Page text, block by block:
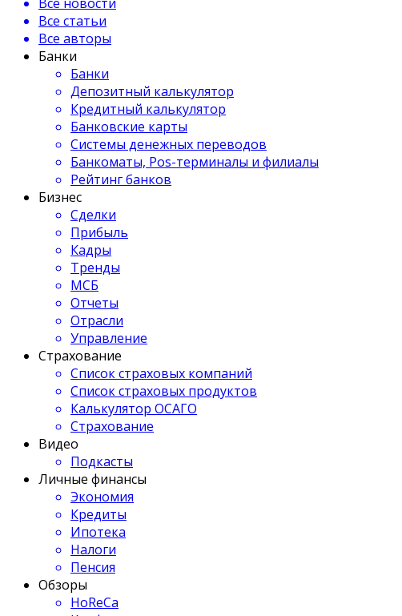
Все статьи
Все авторы
Банки
Банки
Депозитный калькулятор
Кредитный калькулятор
Банковские карты
Системы денежных переводов
Банкоматы, Pos-терминалы и филиалы
Рейтинг банков
Бизнес
Сделки
Прибыль
Кадры
Тренды
МСБ
Отчеты
Отрасли
Управление
Страхование
Список страховых компаний
Список страховых продуктов
Калькулятор ОСАГО
Страхование
Видео
Подкасты
Личные финансы
Экономия
Кредиты
Ипотека
Налоги
Пенсия
Обзоры
HoReCa